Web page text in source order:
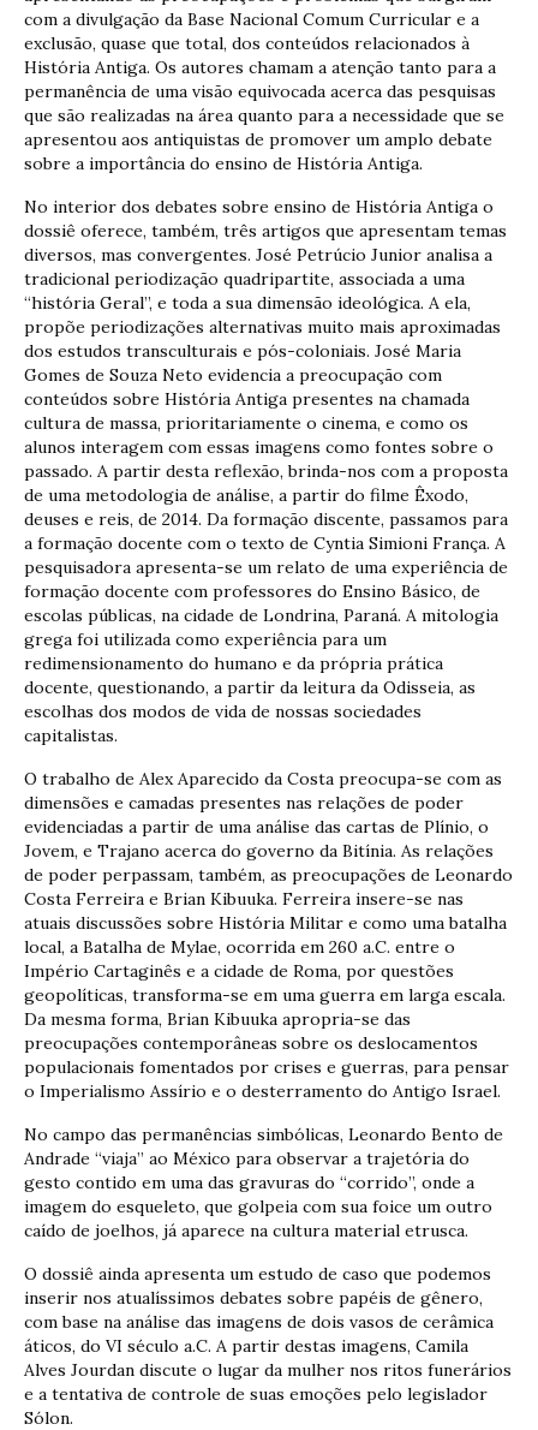
com a divulgação da Base Nacional Comum Curricular e a
exclusão, quase que total, dos conteúdos relacionados à
História Antiga. Os autores chamam a atenção tanto para a
permanência de uma visão equivocada acerca das pesquisas
que são realizadas na área quanto para a necessidade que se
apresentou aos antiquistas de promover um amplo debate
sobre a importância do ensino de História Antiga.
No interior dos debates sobre ensino de História Antiga o
dossiê oferece, também, três artigos que apresentam temas
diversos, mas convergentes. José Petrúcio Junior analisa a
tradicional periodização quadripartite, associada a uma
“história Geral”, e toda a sua dimensão ideológica. A ela,
propõe periodizações alternativas muito mais aproximadas
dos estudos transculturais e pós-coloniais. José Maria
Gomes de Souza Neto evidencia a preocupação com
conteúdos sobre História Antiga presentes na chamada
cultura de massa, prioritariamente o cinema, e como os
alunos interagem com essas imagens como fontes sobre o
passado. A partir desta reflexão, brinda-nos com a proposta
de uma metodologia de análise, a partir do filme Êxodo,
deuses e reis, de 2014. Da formação discente, passamos para
a formação docente com o texto de Cyntia Simioni França. A
pesquisadora apresenta-se um relato de uma experiência de
formação docente com professores do Ensino Básico, de
escolas públicas, na cidade de Londrina, Paraná. A mitologia
grega foi utilizada como experiência para um
redimensionamento do humano e da própria prática
docente, questionando, a partir da leitura da Odisseia, as
escolhas dos modos de vida de nossas sociedades
capitalistas.
O trabalho de Alex Aparecido da Costa preocupa-se com as
dimensões e camadas presentes nas relações de poder
evidenciadas a partir de uma análise das cartas de Plínio, o
Jovem, e Trajano acerca do governo da Bitínia. As relações
de poder perpassam, também, as preocupações de Leonardo
Costa Ferreira e Brian Kibuuka. Ferreira insere-se nas
atuais discussões sobre História Militar e como uma batalha
local, a Batalha de Mylae, ocorrida em 260 a.C. entre o
Império Cartaginês e a cidade de Roma, por questões
geopolíticas, transforma-se em uma guerra em larga escala.
Da mesma forma, Brian Kibuuka apropria-se das
preocupações contemporâneas sobre os deslocamentos
populacionais fomentados por crises e guerras, para pensar
o Imperialismo Assírio e o desterramento do Antigo Israel.
No campo das permanências simbólicas, Leonardo Bento de
Andrade “viaja” ao México para observar a trajetória do
gesto contido em uma das gravuras do “corrido”, onde a
imagem do esqueleto, que golpeia com sua foice um outro
caído de joelhos, já aparece na cultura material etrusca.
O dossiê ainda apresenta um estudo de caso que podemos
inserir nos atualíssimos debates sobre papéis de gênero,
com base na análise das imagens de dois vasos de cerâmica
áticos, do VI século a.C. A partir destas imagens, Camila
Alves Jourdan discute o lugar da mulher nos ritos funerários
e a tentativa de controle de suas emoções pelo legislador
Sólon.